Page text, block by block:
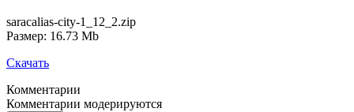
saracalias-city-1_12_2.zip
Размер: 16.73 Mb
Скачать
Комментарии
Комментарии модерируются